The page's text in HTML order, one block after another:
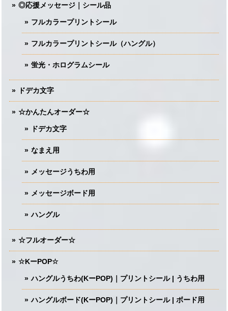
◎応援メッセージ｜シール品
フルカラープリントシール
フルカラープリントシール（ハングル）
蛍光・ホログラムシール
ドデカ文字
☆かんたんオーダー☆
ドデカ文字
なまえ用
メッセージうちわ用
メッセージボード用
ハングル
☆フルオーダー☆
☆KーPOP☆
ハングルうちわ(KーPOP)｜プリントシール | うちわ用
ハングルボード(KーPOP)｜プリントシール | ボード用